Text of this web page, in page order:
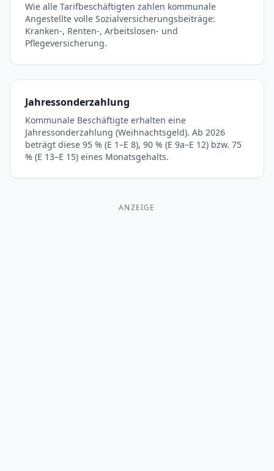
Wie alle Tarifbeschäftigten zahlen kommunale
Angestellte volle Sozialversicherungsbeiträge:
Kranken-, Renten-, Arbeitslosen- und
Pflegeversicherung.
Jahressonderzahlung
Kommunale Beschäftigte erhalten eine
Jahressonderzahlung (Weihnachtsgeld). Ab 2026
beträgt diese 95 % (E 1–E 8), 90 % (E 9a–E 12) bzw. 75
% (E 13–E 15) eines Monatsgehalts.
ANZEIGE